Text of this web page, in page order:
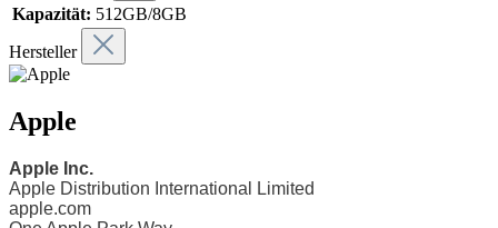
Kapazität: 512GB/8GB
Hersteller
Apple
Apple Inc.
Apple Distribution International Limited
apple.com